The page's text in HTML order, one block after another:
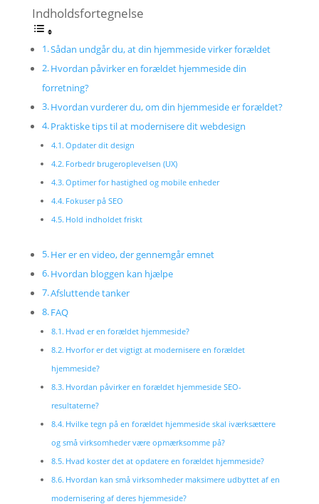
Indholdsfortegnelse
Sådan undgår du, at din hjemmeside virker forældet
Hvordan påvirker en forældet hjemmeside din
forretning?
Hvordan vurderer du, om din hjemmeside er forældet?
Praktiske tips til at modernisere dit webdesign
Opdater dit design
Forbedr brugeroplevelsen (UX)
Optimer for hastighed og mobile enheder
Fokuser på SEO
Hold indholdet friskt
Her er en video, der gennemgår emnet
Hvordan bloggen kan hjælpe
Afsluttende tanker
FAQ
Hvad er en forældet hjemmeside?
Hvorfor er det vigtigt at modernisere en forældet
hjemmeside?
Hvordan påvirker en forældet hjemmeside SEO-
resultaterne?
Hvilke tegn på en forældet hjemmeside skal iværksættere
og små virksomheder være opmærksomme på?
Hvad koster det at opdatere en forældet hjemmeside?
Hvordan kan små virksomheder maksimere udbyttet af en
modernisering af deres hjemmeside?